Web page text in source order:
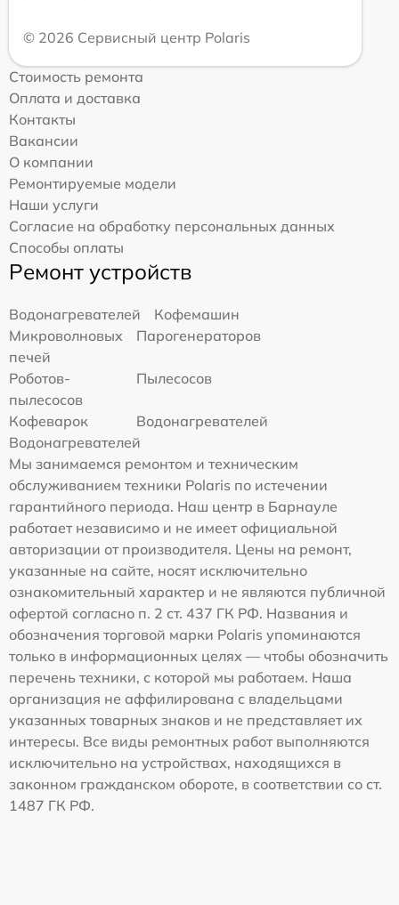
© 2026 Сервисный центр Polaris
Стоимость ремонта
Оплата и доставка
Контакты
Вакансии
О компании
Ремонтируемые модели
Наши услуги
Согласие на обработку персональных данных
Способы оплаты
Ремонт устройств
Водонагревателей
Кофемашин
Микроволновых
печей
Парогенераторов
Роботов-
пылесосов
Пылесосов
Кофеварок
Водонагревателей
Водонагревателей
Мы занимаемся ремонтом и техническим
обслуживанием техники Polaris по истечении
гарантийного периода. Наш центр в Барнауле
работает независимо и не имеет официальной
авторизации от производителя. Цены на ремонт,
указанные на сайте, носят исключительно
ознакомительный характер и не являются публичной
офертой согласно п. 2 ст. 437 ГК РФ. Названия и
обозначения торговой марки Polaris упоминаются
только в информационных целях — чтобы обозначить
перечень техники, с которой мы работаем. Наша
организация не аффилирована с владельцами
указанных товарных знаков и не представляет их
интересы. Все виды ремонтных работ выполняются
исключительно на устройствах, находящихся в
законном гражданском обороте, в соответствии со ст.
1487 ГК РФ.